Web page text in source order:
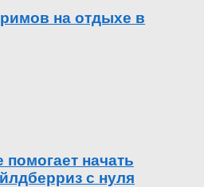
на отдыхе в
помогает начать
с нуля